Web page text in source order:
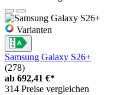
Varianten
Samsung Galaxy S26+
(278)
ab 692,41 €*
314 Preise vergleichen